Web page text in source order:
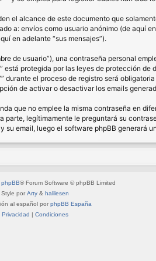
el alcance de este documento que
a: envíos como usuario anónimo (de aquí
en adelante “sus mensajes”).
de usuario”), una contraseña personal
protegida por las leyes de protección
el proceso de registro será
de activar o desactivar los emails
que no emplee la misma contraseña en
legítimamente le preguntará su
email, luego el software phpBB generará
phpBB® Forum Software © phpBB Limited
Style por Arty & halilesen
al español por phpBB España
Privacidad | Condiciones